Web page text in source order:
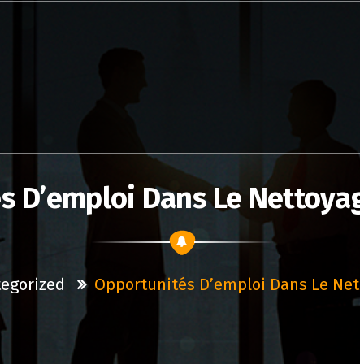
D’emploi Dans Le
Opportunités D’emploi Dans Le